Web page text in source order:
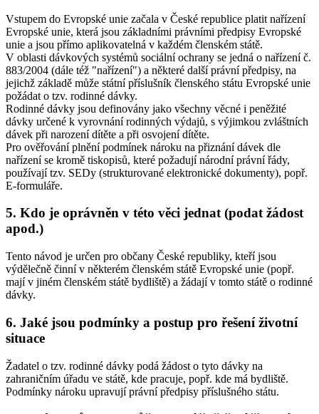
Vstupem do Evropské unie začala v České republice platit nařízení
Evropské unie, která jsou základními právními předpisy Evropské
unie a jsou přímo aplikovatelná v každém členském státě.
V oblasti dávkových systémů sociální ochrany se jedná o nařízení č.
883/2004 (dále též "nařízení") a některé další právní předpisy, na
jejichž základě může státní příslušník členského státu Evropské unie
požádat o tzv. rodinné dávky.
Rodinné dávky jsou definovány jako všechny věcné i peněžité
dávky určené k vyrovnání rodinných výdajů, s výjimkou zvláštních
dávek při narození dítěte a při osvojení dítěte.
Pro ověřování plnění podmínek nároku na přiznání dávek dle
nařízení se kromě tiskopisů, které požadují národní právní řády,
používají tzv. SEDy (strukturované elektronické dokumenty), popř.
E-formuláře.
5. Kdo je oprávněn v této věci jednat (podat žádost
apod.)
Tento návod je určen pro občany České republiky, kteří jsou
výdělečně činní v některém členském státě Evropské unie (popř.
mají v jiném členském státě bydliště) a žádají v tomto státě o rodinné
dávky.
6. Jaké jsou podmínky a postup pro řešení životní
situace
Žadatel o tzv. rodinné dávky podá žádost o tyto dávky na
zahraničním úřadu ve státě, kde pracuje, popř. kde má bydliště.
Podmínky nároku upravují právní předpisy příslušného státu.